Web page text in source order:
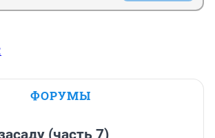
ФОРУМЫ